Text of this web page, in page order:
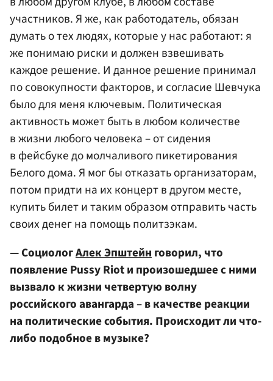
участников. Я же, как работодатель, обязан
думать о тех людях, которые у нас работают: я
же понимаю риски и должен взвешивать
каждое решение. И данное решение принимал
по совокупности факторов, и согласие Шевчука
было для меня ключевым. Политическая
активность может быть в любом количестве
в жизни любого человека – от сидения
в фейсбуке до молчаливого пикетирования
Белого дома. Я мог бы отказать организаторам,
потом придти на их концерт в другом месте,
купить билет и таким образом отправить часть
своих денег на помощь политзэкам.
— СоциологАлек Эпштейнговорил, что
появление Pussy Riot и произошедшее с ними
вызвало к жизни четвертую волну
российского авангарда – в качестве реакции
на политические события. Происходит ли что-
либо подобное в музыке?